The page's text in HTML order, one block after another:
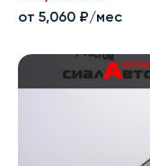
от 5,060 ₽/мес